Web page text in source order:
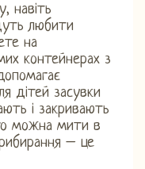
навіть
любити
на
контейнерах з
дітей засувки
і закривають
можна мити в
– це